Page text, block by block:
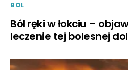
BOL
Ból ręki w łokciu –
leczenie tej bolesnej